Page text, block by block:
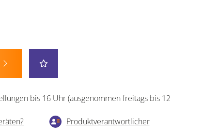
bis 16 Uhr (ausgenommen freitags bis 12
Produktverantwortlicher